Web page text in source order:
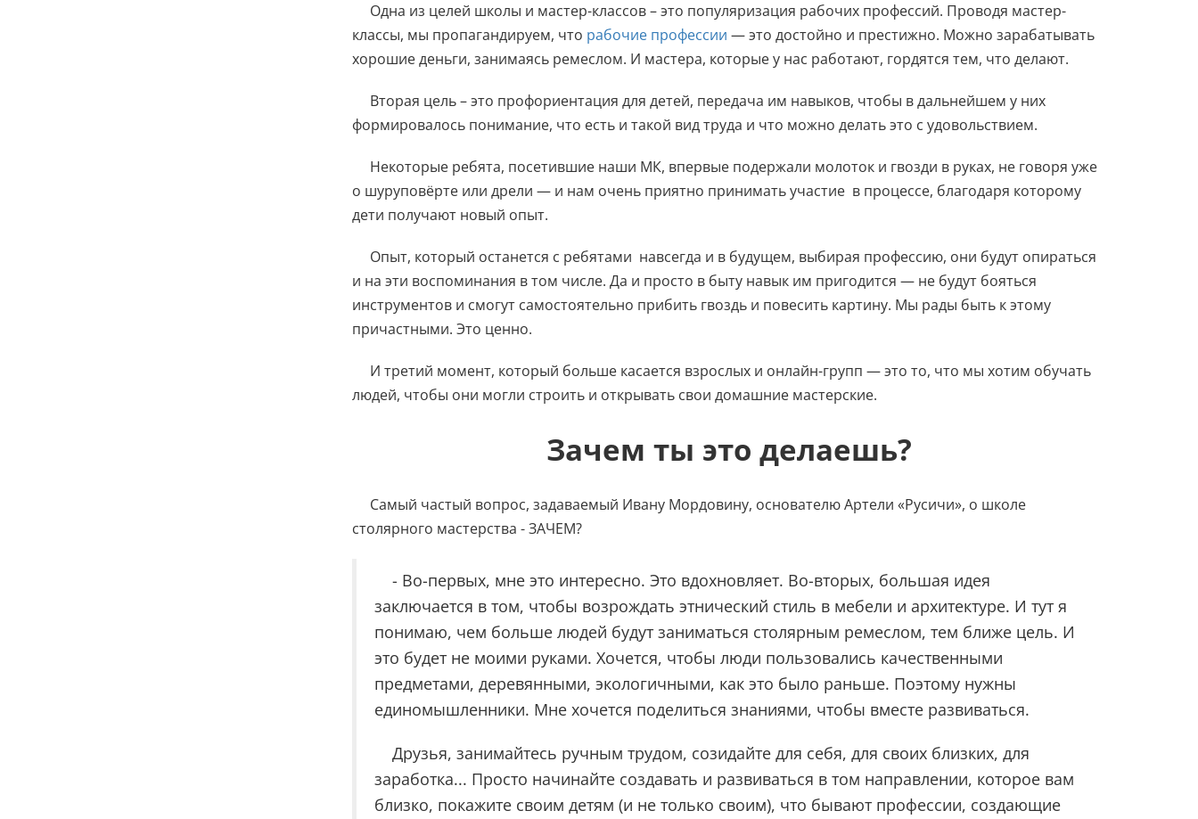
Одна из целей школы и мастер-классов – это популяризация рабочих профессий. Проводя мастер-
классы, мы пропагандируем, что рабочие профессии — это достойно и престижно. Можно зарабатывать
хорошие деньги, занимаясь ремеслом. И мастера, которые у нас работают, гордятся тем, что делают.
Вторая цель – это профориентация для детей, передача им навыков, чтобы в дальнейшем у них
формировалось понимание, что есть и такой вид труда и что можно делать это с удовольствием.
Некоторые ребята, посетившие наши МК, впервые подержали молоток и гвозди в руках, не говоря уже
о шуруповёрте или дрели — и нам очень приятно принимать участие в процессе, благодаря которому
дети получают новый опыт.
Опыт, который останется с ребятами навсегда и в будущем, выбирая профессию, они будут опираться
и на эти воспоминания в том числе. Да и просто в быту навык им пригодится — не будут бояться
инструментов и смогут самостоятельно прибить гвоздь и повесить картину. Мы рады быть к этому
причастными. Это ценно.
И третий момент, который больше касается взрослых и онлайн-групп — это то, что мы хотим обучать
людей, чтобы они могли строить и открывать свои домашние мастерские.
Зачем ты это делаешь?
Самый частый вопрос, задаваемый Ивану Мордовину, основателю Артели «Русичи», о школе
столярного мастерства - ЗАЧЕМ?⠀
- Во-первых, мне это интересно. Это вдохновляет. Во-вторых, большая идея
заключается в том, чтобы возрождать этнический стиль в мебели и архитектуре. И тут я
понимаю, чем больше людей будут заниматься столярным ремеслом, тем ближе цель. И
это будет не моими руками. Хочется, чтобы люди пользовались качественными
предметами, деревянными, экологичными, как это было раньше. Поэтому нужны
единомышленники. Мне хочется поделиться знаниями, чтобы вместе развиваться.
Друзья, занимайтесь ручным трудом, созидайте для себя, для своих близких, для
заработка... Просто начинайте создавать и развиваться в том направлении, которое вам
близко, покажите своим детям (и не только своим), что бывают профессии, создающие